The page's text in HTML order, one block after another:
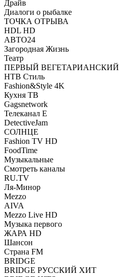
Драйв
Диалоги о рыбалке
ТОЧКА ОТРЫВА
HDL HD
АВТО24
Загородная Жизнь
Театр
ПЕРВЫЙ ВЕГЕТАРИАНСКИЙ
НТВ Стиль
Fashion&Style 4K
Кухня ТВ
Gagsnetwork
Телеканал Е
DetectiveJam
СОЛНЦЕ
Fashion TV HD
FoodTime
Музыкальные
Смотреть каналы
RU.TV
Ля-Минор
Mezzo
AIVA
Mezzo Live HD
Музыка первого
ЖАРА HD
Шансон
Страна FM
BRIDGE
BRIDGE РУССКИЙ ХИТ